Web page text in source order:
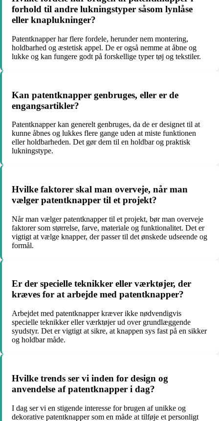
forhold til andre lukningstyper såsom lynlåse
eller knaplukninger?
Patentknapper har flere fordele, herunder nem montering,
holdbarhed og æstetisk appel. De er også nemme at åbne og
lukke og kan fungere godt på forskellige typer tøj og tekstiler.
Kan patentknapper genbruges, eller er de
engangsartikler?
Patentknapper kan generelt genbruges, da de er designet til at
kunne åbnes og lukkes flere gange uden at miste funktionen
eller holdbarheden. Det gør dem til en holdbar og praktisk
lukningstype.
Hvilke faktorer skal man overveje, når man
vælger patentknapper til et projekt?
Når man vælger patentknapper til et projekt, bør man overveje
faktorer som størrelse, farve, materiale og funktionalitet. Det er
vigtigt at vælge knapper, der passer til det ønskede udseende og
formål.
Er der specielle teknikker eller værktøjer, der
kræves for at arbejde med patentknapper?
Arbejdet med patentknapper kræver ikke nødvendigvis
specielle teknikker eller værktøjer ud over grundlæggende
syudstyr. Det er vigtigt at sikre, at knappen sys fast på en sikker
og holdbar måde.
Hvilke trends ser vi inden for design og
anvendelse af patentknapper i dag?
I dag ser vi en stigende interesse for brugen af unikke og
dekorative patentknapper som en måde at tilføje et personligt